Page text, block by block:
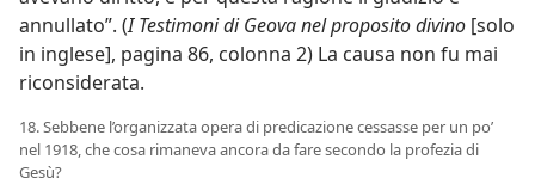
annullato”. (I Testimoni di Geova nel proposito divino [solo
in inglese], pagina 86, colonna 2) La causa non fu mai
riconsiderata.
18. Sebbene l’organizzata opera di predicazione cessasse per un po’
nel 1918, che cosa rimaneva ancora da fare secondo la profezia di
Gesù?